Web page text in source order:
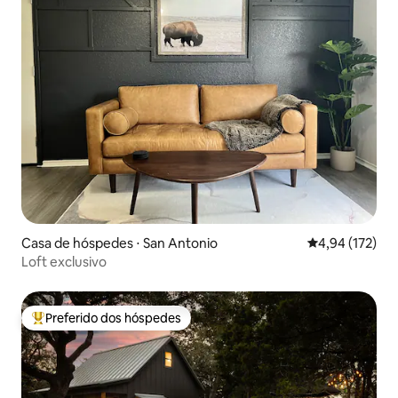
Casa de hóspedes ⋅ San Antonio 4,94 de uma
4,94 (172)
Loft exclusivo
Entre os melhores preferidos dos hóspedes
Preferido dos hóspedes